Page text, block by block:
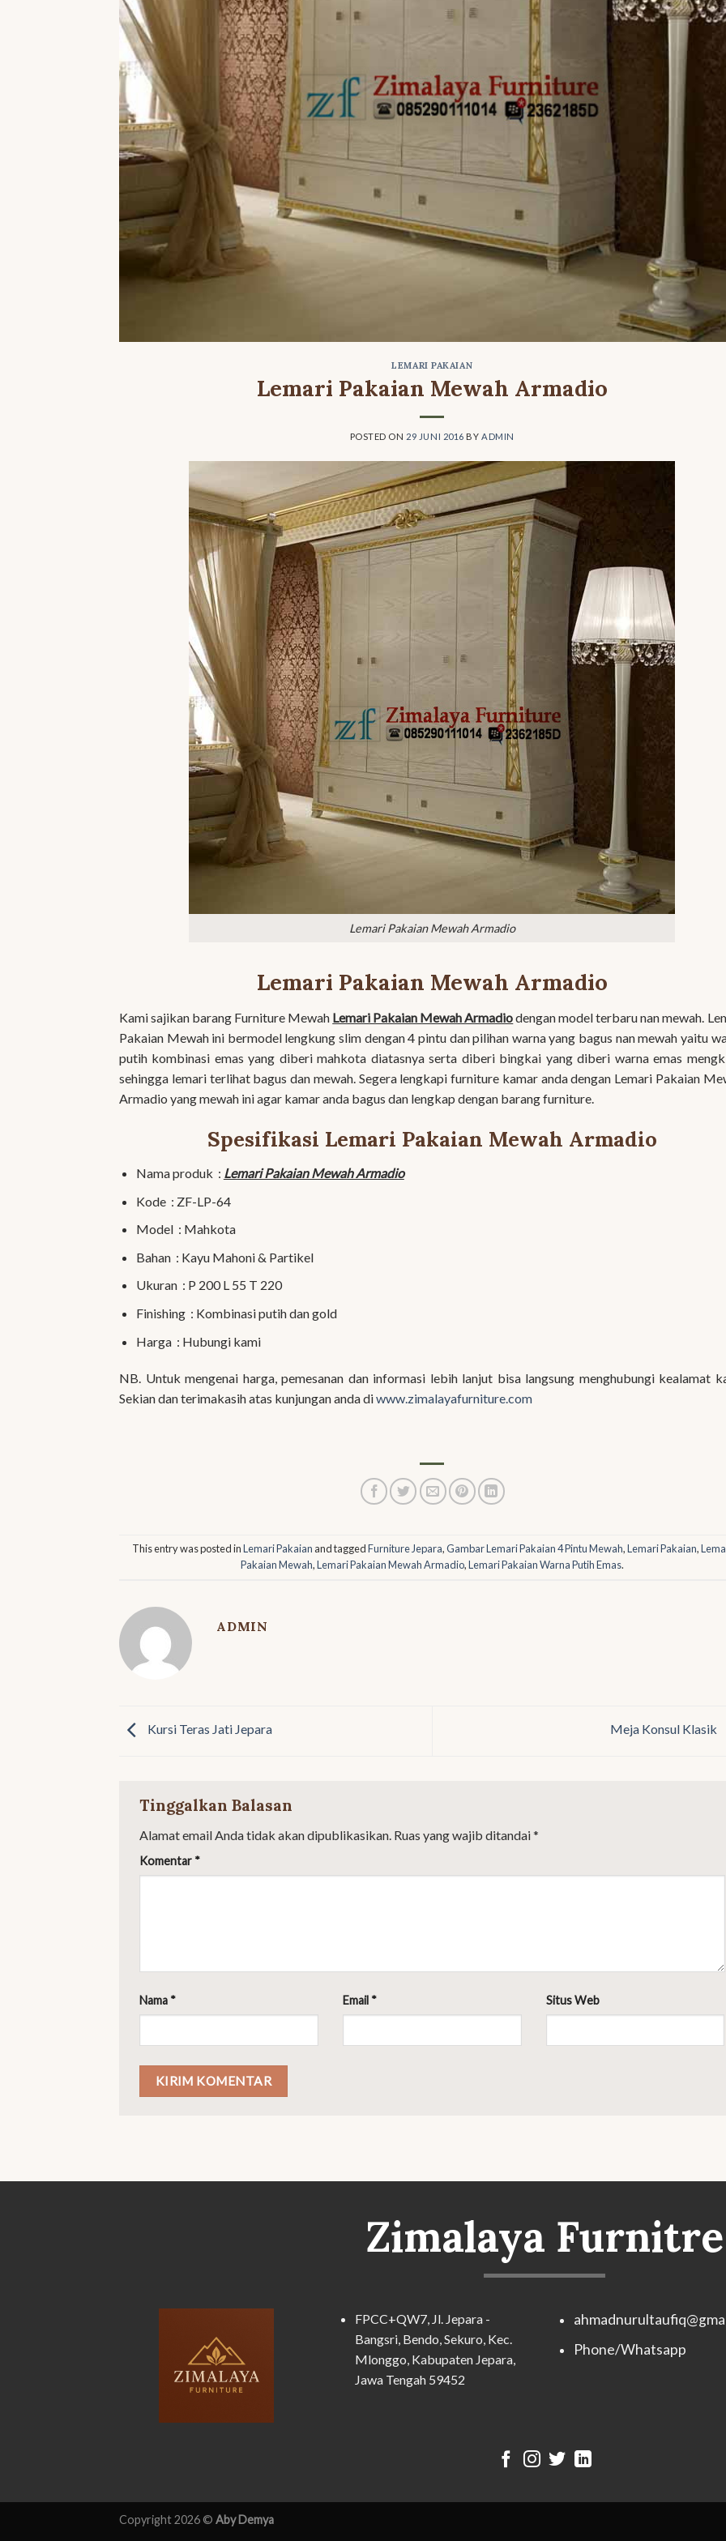
LEMARI PAKAIAN
Lemari Pakaian Mewah Armadio
POSTED ON 29 JUNI 2016 BYADMIN
Lemari Pakaian Mewah Armadio
Lemari Pakaian Mewah Armadio
Kami sajikan barang Furniture Mewah Lemari Pakaian Mewah Armadiodengan model terbaru nan mewah.
Pakaian Mewah ini bermodel lengkung slim dengan 4 pintu dan pilihan warna yang bagus nan mewah yaitu
putih kombinasi emas yang diberi mahkota diatasnya serta diberi bingkai yang diberi warna emas
sehingga lemari terlihat bagus dan mewah. Segera lengkapi furniture kamar anda dengan Lemari Pakaian
Armadio yang mewah ini agar kamar anda bagus dan lengkap dengan barang furniture.
Spesifikasi Lemari Pakaian Mewah Armadio
Nama produk : Lemari Pakaian Mewah Armadio
Kode : ZF-LP-64
Model : Mahkota
Bahan : Kayu Mahoni & Partikel
Ukuran : P 200 L 55 T 220
Finishing : Kombinasi putih dan gold
Harga : Hubungi kami
NB. Untuk mengenai harga, pemesanan dan informasi lebih lanjut bisa langsung menghubungi kealamat
Sekian dan terimakasih atas kunjungan anda diwww.zimalayafurniture.com
This entry was posted inLemari Pakaian and taggedFurniture Jepara,Gambar Lemari Pakaian 4 Pintu Mewah,Lemari Pakaian,
Pakaian Mewah,Lemari Pakaian Mewah Armadio,Lemari Pakaian Warna Putih Emas.
ADMIN
Kursi Teras Jati Jepara Meja Konsul Klasik
Tinggalkan Balasan
Alamat email Anda tidak akan dipublikasikan. Ruas yang wajib ditandai*
Komentar *
Nama * Email * Situs Web
Zimalaya Furnitre
FPCC+QW7, Jl. Jepara -
Bangsri, Bendo, Sekuro, Kec.
Mlonggo, Kabupaten Jepara,
Jawa Tengah 59452
Phone/Whatsapp
Copyright 2026 © Aby Demya